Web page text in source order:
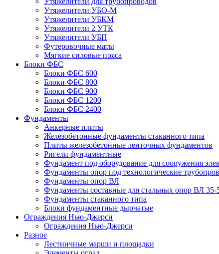
Утяжелители УБО-М
Утяжелители УБКМ
Утяжелители 2 УТК
Утяжелители УБП
Футеровочные маты
Мягкие силовые пояса
Блоки ФБС
Блоки ФБС 600
Блоки ФБС 800
Блоки ФБС 900
Блоки ФБС 1200
Блоки ФБС 2400
Фундаменты
Анкерные плиты
Железобетонные фундаменты стаканного типа
Плиты железобетонные ленточных фундаментов
Ригели фундаментные
Фундамент под оборудование для сооружения
Фундаменты опор под технологические
Фундаменты опор ВЛ
Фундаменты составные для стальных опор ВЛ 35-
Фундаменты стаканного типа
Блоки фундаментные дырчатые
Ограждения Нью-Джерси
Ограждения Нью-Джерси
Разное
Лестничные марши и площадки